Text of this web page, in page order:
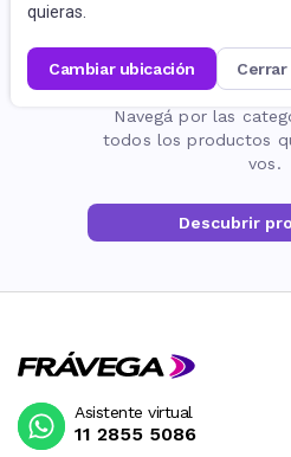
quieras.
cambiar ubicación cerrar
La página
Navegá por las
todos los productos
vos.
Descubrir
Asistente virtual
11 2855 5086